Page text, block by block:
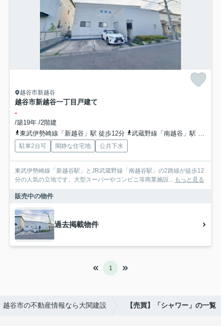
越谷市新越谷
越谷市新越谷一丁目戸建て
-
/築19年 /2階建
東武伊勢崎線「新越谷」駅 徒歩12分
武蔵野線「南越谷」駅 徒歩13分
駐車2台可 閑静な住宅地 公共下水
東武伊勢崎線「新越谷駅」とJR武蔵野線「南越谷駅」の2路線が徒歩12
分の人気の立地です。大型スーパーやコンビニ等商業施設... もっと見る
販売中の物件
過去掲載物件
1
越谷市の不動産情報なら大関建設 【売買】「シャワー」の一覧